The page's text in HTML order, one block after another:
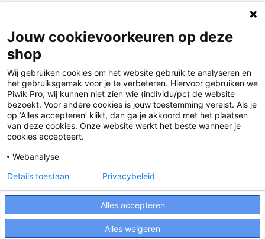
Disclaimer
Algemene voorwaarden
Cookies
Responsible Disclosure Statement
Jouw cookievoorkeuren op deze
shop
Wij gebruiken cookies om het website gebruik te analyseren en
het gebruiksgemak voor je te verbeteren. Hiervoor gebruiken we
Piwik Pro, wij kunnen niet zien wie (individu/pc) de website
bezoekt. Voor andere cookies is jouw toestemming vereist. Als je
op ‘Alles accepteren’ klikt, dan ga je akkoord met het plaatsen
van deze cookies. Onze website werkt het beste wanneer je
cookies accepteert.
Webanalyse
Alles accepteren
Alles weigeren
Details toestaan Privacybeleid